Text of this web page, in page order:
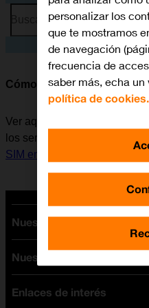
Busca por problema o tema
Cómo encender y apagar
Ver aquí cómo encender y
los servicios de la red móvil,
SIM en el móvil
Nuestras tarifas
Tarifas Orange
Tarifas fibra y móvil
Tarifas móviles
Nuestros dispositivos
Ofertas en móviles
Enlaces de interés
personalizar los
que te mostramos
de navegación
frecuencia de
saber más, echa
política de cookies.